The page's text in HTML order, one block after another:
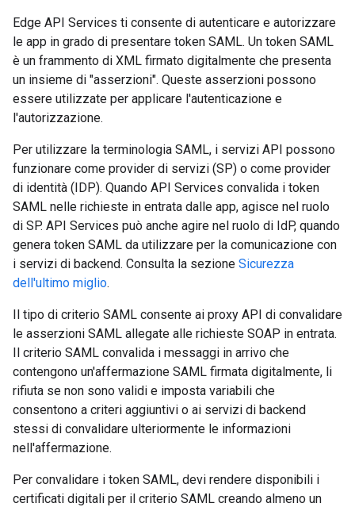
Edge API Services ti consente di autenticare e autorizzare
le app in grado di presentare token SAML. Un token SAML
è un frammento di XML firmato digitalmente che presenta
un insieme di "asserzioni". Queste asserzioni possono
essere utilizzate per applicare l'autenticazione e
l'autorizzazione.
Per utilizzare la terminologia SAML, i servizi API possono
funzionare come provider di servizi (SP) o come provider
di identità (IDP). Quando API Services convalida i token
SAML nelle richieste in entrata dalle app, agisce nel ruolo
di SP. API Services può anche agire nel ruolo di IdP, quando
genera token SAML da utilizzare per la comunicazione con
i servizi di backend. Consulta la sezione Sicurezza
dell'ultimo miglio.
Il tipo di criterio SAML consente ai proxy API di convalidare
le asserzioni SAML allegate alle richieste SOAP in entrata.
Il criterio SAML convalida i messaggi in arrivo che
contengono un'affermazione SAML firmata digitalmente, li
rifiuta se non sono validi e imposta variabili che
consentono a criteri aggiuntivi o ai servizi di backend
stessi di convalidare ulteriormente le informazioni
nell'affermazione.
Per convalidare i token SAML, devi rendere disponibili i
certificati digitali per il criterio SAML creando almeno un